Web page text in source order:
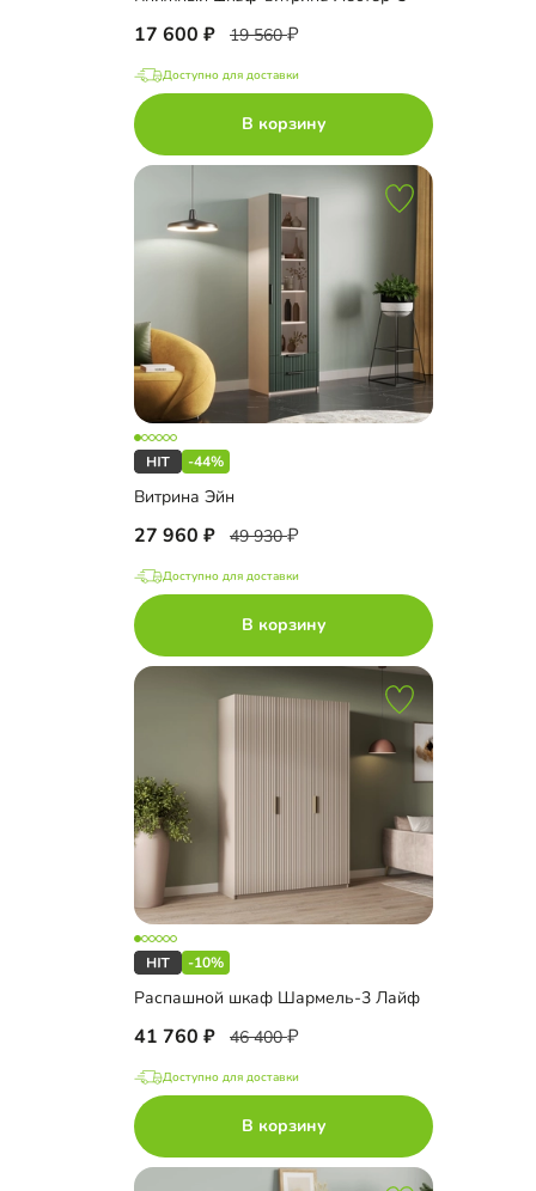
17 600 19 560
Доступно для доставки
В корзину
-44%
Витрина Эйн
27 960 49 930
Доступно для доставки
В корзину
-10%
Распашной шкаф Шармель-3 Лайф
41 760 46 400
Доступно для доставки
В корзину